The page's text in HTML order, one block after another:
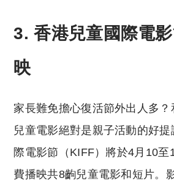
3.香港兒童國際電
映
家長難免擔心復活節外出人多
兒童電影絕對是親子活動的好提
際電影節（KIFF）將於4月10至
費播映共8齣兒童電影和短片。